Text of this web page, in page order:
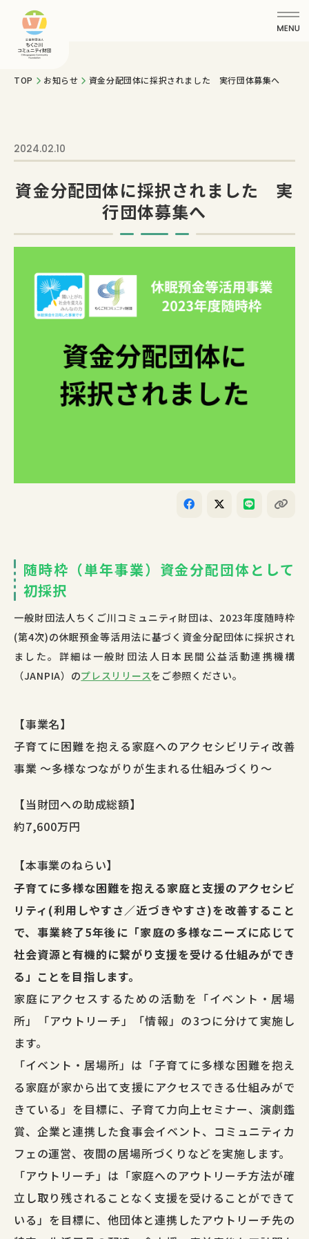
TOP お知らせ 資金分配団体に採択されました 実行団体募集へ
2024.02.10
資金分配団体に採択されました 実
行団体募集へ
随時枠（単年事業）資金分配団体として
初採択
一般財団法人ちくご川コミュニティ財団は、 2023年度随時枠
(第4次)の休眠預金等活用法に基づく資金分配団体に採択され
ました。詳細は一般財団法人日本民間公益活動連携機構
（JANPIA）のプレスリリースをご参照ください。
【事業名】
子育てに困難を抱える家庭へのアクセシビリティ改善
事業 ～多様なつながりが生まれる仕組みづくり～
【当財団への助成総額】
約7,600万円
【本事業のねらい】
子育てに多様な困難を抱える家庭と支援のアクセシビ
リティ(利用しやすさ／近づきやすさ)を改善すること
で、事業終了5年後に「家庭の多様なニーズに応じて
社会資源と有機的に繋がり支援を受ける仕組みができ
る」ことを目指します。
家庭にアクセスするための活動を「イベント・居場
所」「アウトリーチ」「情報」の3つに分けて実施し
ます。
「イベント・居場所」は「子育てに多様な困難を抱え
る家庭が家から出て支援にアクセスできる仕組みがで
きている」を目標に、子育て力向上セミナー、演劇鑑
賞、企業と連携した食事会イベント、コミュニティカ
フェの運営、夜間の居場所づくりなどを実施します。
「アウトリーチ」は「家庭へのアウトリーチ方法が確
立し取り残されることなく支援を受けることができて
いる」を目標に、他団体と連携したアウトリーチ先の